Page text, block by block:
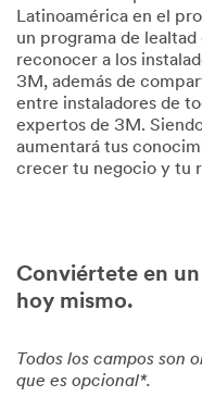
Latinoamérica en el
un programa de
reconocer a los
3M, además de
entre instaladores de
expertos de 3M.
aumentará tus
crecer tu negocio y tu
Conviértete en
hoy mismo.
Todos los campos son
que es opcional*.